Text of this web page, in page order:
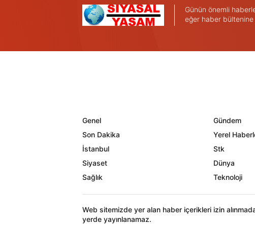
Günün önemli
eğer haber bültenine
Genel
Gündem
Son Dakika
Yerel
İstanbul
Stk
Siyaset
Dünya
Sağlık
Teknoloji
Web sitemizde yer alan haber içerikleri izin
yerde yayınlanamaz.